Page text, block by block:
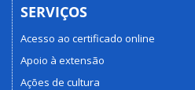
SERVIÇOS
Acesso ao certificado online
Apoio à extensão
Ações de cultura